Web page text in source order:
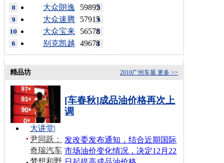
59895
大众朗逸
57915
大众速腾
56578
大众宝来
49678
别克凯越
更多 >>
2010广州车展
精品坊
[车春秋]成品油价格再次上
调
发改委发布通知，结合近期国际
市场油价变化情况，决定12月22
大讲堂|
尹同跃：
奇瑞汽车